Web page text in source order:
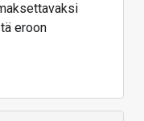
eroon